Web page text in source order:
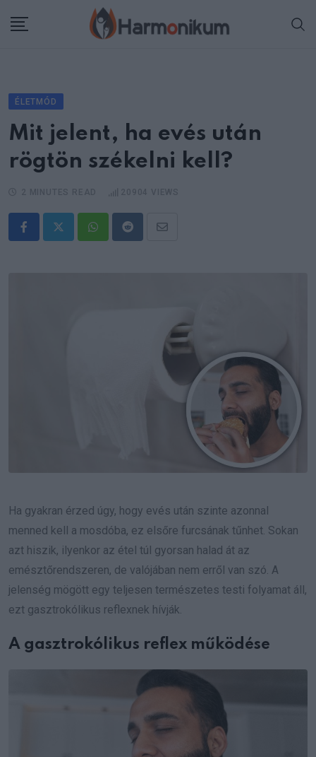
ÉLETMÓD
Mit jelent, ha evés után
rögtön székelni kell?
WhatsappRedditShare
Ha gyakran érzed úgy, hogy evés után szinte azonnal
menned kell a mosdóba, ez elsőre furcsának tűnhet. Sokan
azt hiszik, ilyenkor az étel túl gyorsan halad át az
emésztőrendszeren, de valójában nem erről van szó. A
jelenség mögött egy teljesen természetes testi folyamat áll,
ezt gasztrokólikus reflexnek hívják.
A gasztrokólikus reflex működése